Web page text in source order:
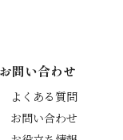
お問い合わせ
よくある質問
お問い合わせ